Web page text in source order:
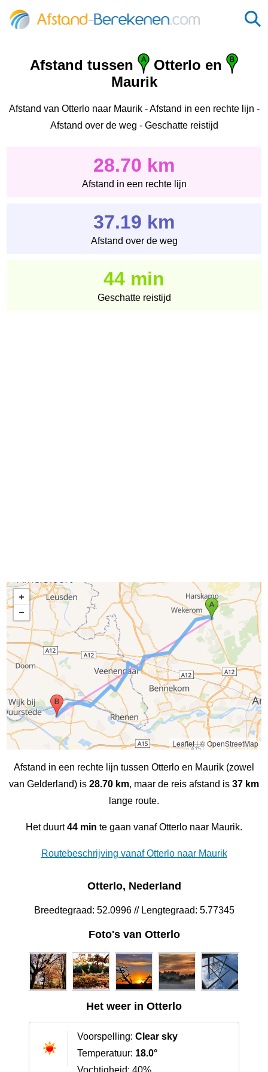
Afstand tussen
Otterlo en
Maurik
Afstand van Otterlo naar Maurik - Afstand in een rechte lijn -
Afstand over de weg - Geschatte reistijd
28.70 km
Afstand in een rechte lijn
37.19 km
Afstand over de weg
44 min
Geschatte reistijd
Leaflet|© OpenStreetMap
Afstand in een rechte lijn tussen Otterlo en Maurik (zowel
van Gelderland) is 28.70 km, maar de reis afstand is 37 km
lange route.
Het duurt44 min te gaan vanaf Otterlo naar Maurik.
Routebeschrijving vanaf Otterlo naar Maurik
Otterlo, Nederland
Breedtegraad: 52.0996 // Lengtegraad: 5.77345
Foto's van Otterlo
Het weer in Otterlo
Voorspelling: Clear sky
Temperatuur: 18.0°